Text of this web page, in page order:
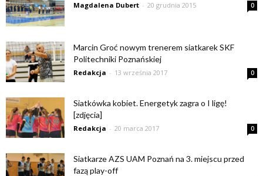
Magdalena Dubert - 20 grudnia 2015 0
Marcin Groć nowym trenerem siatkarek SKF
Politechniki Poznańskiej
Redakcja - 13 września 2017 0
Siatkówka kobiet. Energetyk zagra o I ligę!
[zdjęcia]
Redakcja - 20 marca 2017 0
Siatkarze AZS UAM Poznań na 3. miejscu przed
fazą play-off